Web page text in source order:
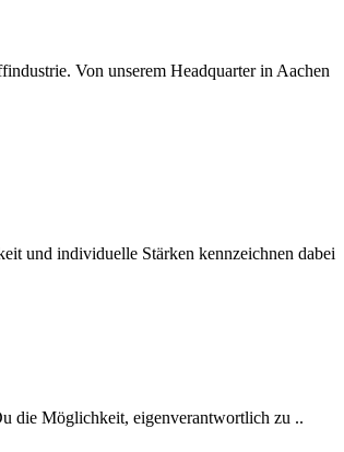
Von unserem Headquarter in Aachen
und individuelle Stärken kennzeichnen dabei
die Möglichkeit, eigenverantwortlich zu ..